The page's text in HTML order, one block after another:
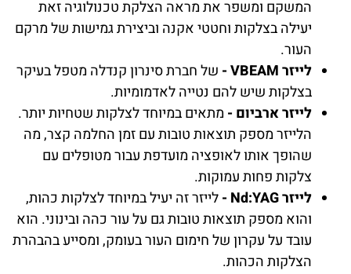
המשקם ומשפר את מראה הצלקת טכנולוגיה זאת
יעילה בצלקות וחטטי אקנה וביצירת גמישות של מרקם
העור.
לייזר VBEAM -
של חברת סינרון קנדלה מטפל בעיקר
בצלקות שיש להם נטייה לאדמומיות.
לייזר ארביום - מתאים במיוחד לצלקות שטחיות יותר.
הלייזר מספק תוצאות טובות עם זמן החלמה קצר, מה
שהופך אותו לאופציה מועדפת עבור מטופלים עם
צלקות פחות עמוקות.
לייזר Nd:YAG -
לייזר זה יעיל במיוחד לצלקות כהות,
והוא מספק תוצאות טובות גם על עור כהה ובינוני. הוא
עובד על עקרון של חימום העור בעומק, ומסייע בהבהרת
הצלקות הכהות.